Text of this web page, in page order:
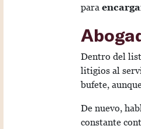
para
Dentro del
litigios al
bufete,
De nuevo,
constante